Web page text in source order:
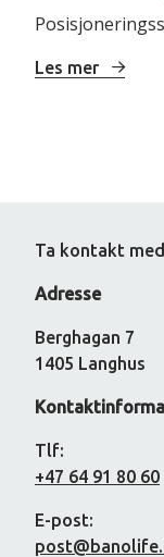
Les mer
Ta kontakt
Adresse
Berghagan 7
1405 Langhus
Tlf:
+47 64 91 80 60
E-post: